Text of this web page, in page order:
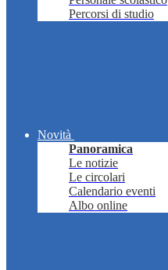
Percorsi di studio
Novità
Panoramica
Le notizie
Le circolari
Calendario eventi
Albo online